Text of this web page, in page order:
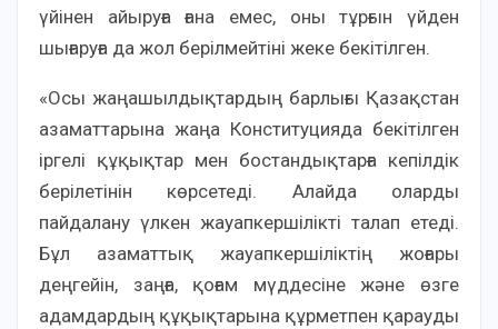
үйінен айыруға ғана емес, оны тұрғын үйден
шығаруға да жол берілмейтіні жеке бекітілген.
«Осы жаңашылдықтардың барлығы Қазақстан
азаматтарына жаңа Конституцияда бекітілген
іргелі құқықтар мен бостандықтарға кепілдік
берілетінін көрсетеді. Алайда оларды
пайдалану үлкен жауапкершілікті талап етеді.
Бұл азаматтық жауапкершіліктің жоғары
деңгейін, заңға, қоғам мүддесіне және өзге
адамдардың құқықтарына құрметпен қарауды